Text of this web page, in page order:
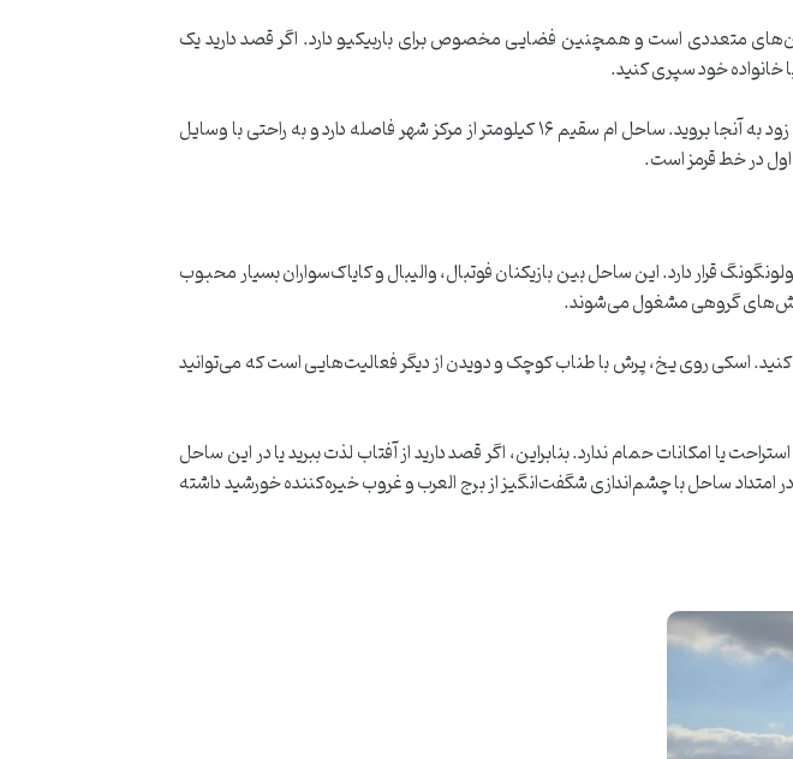
متعددی است و همچنین فضایی مخصوص برای باربیکیو دارد. اگر قصد دارید یک
خانواده خود سپری کنید.
باید بدانید که این ساحل در تعطیلات آخر هفته بسیار شلوغ می‌شود، بنابراین بهتر است صبح زود به آنجا بروید. ساحل ام سقیم ۱۶ کیلومتر از مرکز شهر فاصله دارد و به راحتی با وسایل
در خط قرمز است.
قرار دارد. این ساحل بین بازیکنان فوتبال، والیبال و کایاک‌سواران بسیار محبوب
ورزش‌های گروهی مشغول می‌شوند.
اسکی روی یخ، پرش با طناب کوچک و دویدن از دیگر فعالیت‌هایی است که می‌توانید
یا امکانات حمام ندارد. بنابراین، اگر قصد دارید از آفتاب لذت ببرید یا در این ساحل
امتداد ساحل با چشم‌اندازی شگفت‌انگیز از برج العرب و غروب خیره‌کننده خورشید داشته